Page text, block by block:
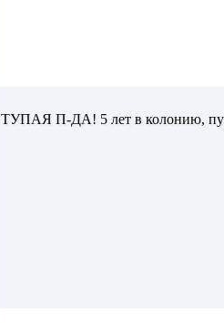
ТУПАЯ П-ДА! 5 лет в колонию,